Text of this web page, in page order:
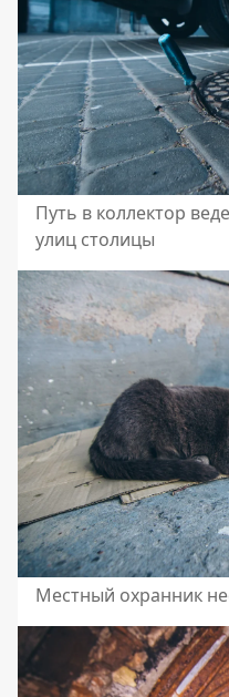
Путь в коллектор
улиц столицы
Местный охранник